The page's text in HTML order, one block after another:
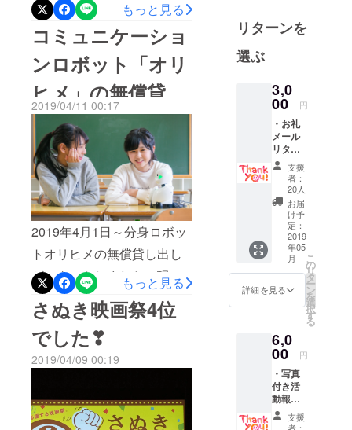
など、経験者の視点から必
要な情報を詰め込んだHPと
なっています。これから
グッドブラザー事業や交流
イベントなども行ってい
き、HPも情報追加したりと
より良いものにしていこう
と考えています。是非ご覧
いただいて、こうした方が
いいよ、などご意見もあり
ましたら是非お聞かせくだ
さい。そしてこのHPが必要
としている方のもとに届く
ように、必要としている時
に思い出してもらえるよう
に、たくさんの方に知って
いただけたらと考えており
お願い申し上げます。尚、
ドファンディングそして、
少人数のため見落とされが
ちな病児の子どもたちの支
援ということでどれだけ集
まるか不安でしたが、33名
もの支援が集まって感謝し
ています。直接私のところ
に持ってきてくれた方も6名
います。知り合いだけでは
なく、見知らぬ方からもご
支援いただき、仲間が増え
ていく感覚がしました。応
援コメントもとても嬉し
かったです！このプロジェ
クトをして本当によかった
と思います。ありがとうご
なさんから頂いた気持ちの
こもった資金をお預かりし
もっと見る
コミュニケーショ
ンロボット「オリ
ヒメ」の無償貸し
出しスタート！
2019/04/11 00:17
2019年4月1日～分身ロボッ
トオリヒメの無償貸し出し
がスタートしました！現
在、オリヒメの無償貸し出
しができることを知っても
らうためのパンフレットを
製作中。使いたい子がス
院や教育委員会とも交渉中
もっと見る
さぬき映画祭4位
でした❣
2019/04/09 00:19
リターンを
選ぶ
3,0
00 円
・お礼
メール
リター
ンは無
くても
良いか
らとに
かく支
援した
い！と
いう方
のため
のプラ
ンで
す。 感
謝を込
礼の
メール
を送ら
せてい
ただき
ます。
※リター
ンは複
支援
者：
20人
お届
け予
定：
2019
年05
月
詳細を見る
こ
の
リ
タ
ー
ン
を
選
択
す
る
6,0
00 円
・写真
付き活
動報告
メール
※リター
支援
者：